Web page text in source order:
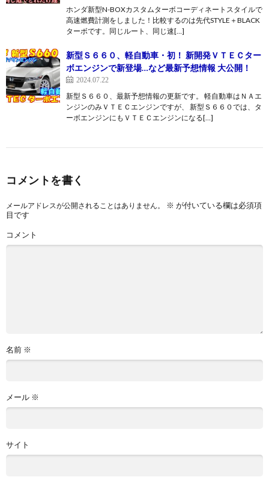
ホンダ新型N-BOXカスタムターボコーディネートスタイルで
高速燃費計測をしました！比較するのは先代STYLE＋BLACK
ターボです。同じルート、同じ速[…]
新型Ｓ６６０、軽自動車・初！ 新開発ＶＴＥＣター
ボエンジンで新登場…など最新予想情報 大公開！
2024.07.22
新型Ｓ６６０、最新予想情報の更新です。 軽自動車はＮＡエ
ンジンのみＶＴＥＣエンジンですが、 新型Ｓ６６０では、タ
ーボエンジンにもＶＴＥＣエンジンになる[…]
コメントを書く
メールアドレスが公開されることはありません。 ※ が付いている欄は必須項
目です
コメント
名前 ※
メール ※
サイト